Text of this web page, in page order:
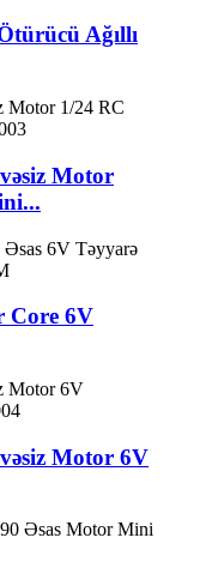
Ağıllı
Motor
Core 6V
Motor 6V